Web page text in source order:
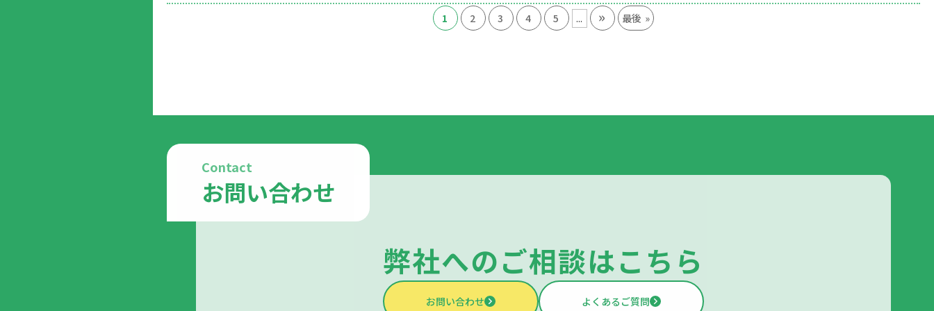
1 2 3 4 5 ... » 最後 »
Contact
お問い合わせ
弊社へのご相談はこちら
お問い合わせ よくあるご質問